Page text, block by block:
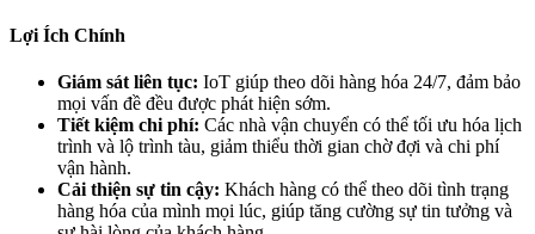
Lợi Ích Chính
Giám sát liên tục: IoT giúp theo dõi hàng hóa 24/7, đảm bảo
mọi vấn đề đều được phát hiện sớm.
Tiết kiệm chi phí: Các nhà vận chuyển có thể tối ưu hóa lịch
trình và lộ trình tàu, giảm thiểu thời gian chờ đợi và chi phí
vận hành.
Cải thiện sự tin cậy: Khách hàng có thể theo dõi tình trạng
hàng hóa của mình mọi lúc, giúp tăng cường sự tin tưởng và